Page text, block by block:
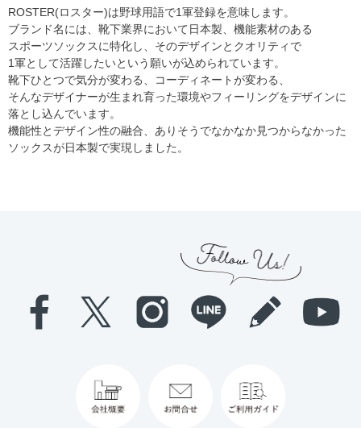
ROSTER(ロスター)は野球用語で1軍登録を意味します。
ブランド名には、靴下業界において日本製、機能素材のある
スポーツソックスに特化し、そのデザインとクオリティで
1軍として活躍したいという願いが込められています。
靴下ひとつで気分が変わる、コーディネートが変わる、
そんなデザイナーが生まれ育った環境やフィーリングをデザインに
落とし込んでいます。
機能性とデザイン性の融合、ありそうでなかなか見つからなかった
ソックスが日本製で実現しました。